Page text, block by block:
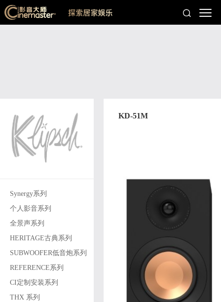
Synergy系列
个人影音系列
全景声系列
HERITAGE古典系列
SUBWOOFER低音炮系列
REFERENCE系列
CI定制安装系列
THX 系列
KD-51M